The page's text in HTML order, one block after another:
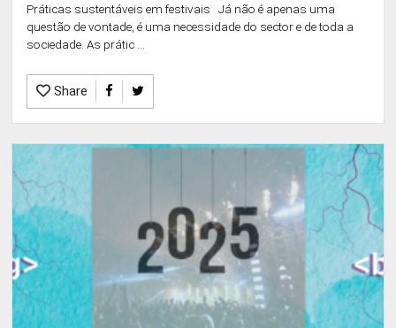
Práticas sustentáveis em festivais Já não é apenas uma
questão de vontade, é uma necessidade do sector e de toda a
sociedade. As prátic ...
Share